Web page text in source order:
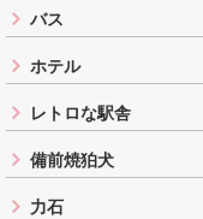
バス
ホテル
レトロな駅舎
備前焼狛犬
力石